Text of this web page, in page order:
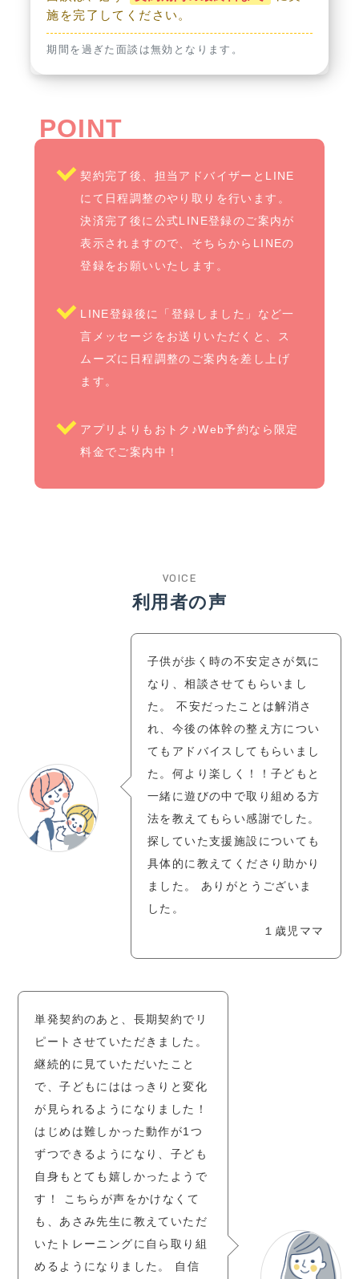
施を完了してください。
期間を過ぎた面談は無効となります。
契約完了後、担当アドバイザーとLINE
にて日程調整のやり取りを行います。
決済完了後に公式LINE登録のご案内が
表示されますので、そちらからLINEの
登録をお願いいたします。
LINE登録後に「登録しました」など一
言メッセージをお送りいただくと、ス
ムーズに日程調整のご案内を差し上げ
ます。
アプリよりもおトク♪Web予約なら限定
料金でご案内中！
VOICE
利用者の声
子供が歩く時の不安定さが気に
なり、相談させてもらいまし
た。 不安だったことは解消さ
れ、今後の体幹の整え方につい
てもアドバイスしてもらいまし
た。何より楽しく！！子どもと
一緒に遊びの中で取り組める方
法を教えてもらい感謝でした。
探していた支援施設についても
具体的に教えてくださり助かり
ました。 ありがとうございま
した。
１歳児ママ
単発契約のあと、長期契約でリ
ピートさせていただきました。
継続的に見ていただいたこと
で、子どもにははっきりと変化
が見られるようになりました！
はじめは難しかった動作が1つ
ずつできるようになり、子ども
自身もとても嬉しかったようで
す！ こちらが声をかけなくて
も、あさみ先生に教えていただ
いたトレーニングに自ら取り組
めるようになりました。 自信